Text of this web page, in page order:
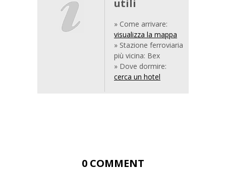
utili
» Come arrivare:
visualizza la mappa
» Stazione ferroviaria
più vicina: Bex
» Dove dormire:
cerca un hotel
0 COMMENT